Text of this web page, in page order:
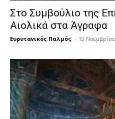
Στο Συμβούλιο της
Αιολικά στα Άγραφα
Ευρυτανικός Παλμός - 13